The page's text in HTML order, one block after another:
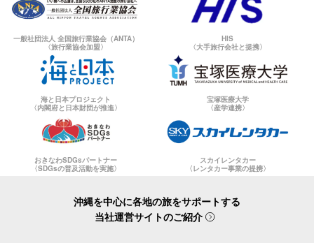
一般社団法人 全国旅行業協会（ANTA）
〈旅行業協会加盟〉
HIS
〈大手旅行会社と提携〉
海と日本プロジェクト
〈内閣府と日本財団が推進〉
宝塚医療大学
〈産学連携〉
おきなわSDGsパートナー
〈SDGsの普及活動を実施〉
スカイレンタカー
〈レンタカー事業の提携〉
沖縄を中心に各地の旅をサポートする
当社運営サイトのご紹介